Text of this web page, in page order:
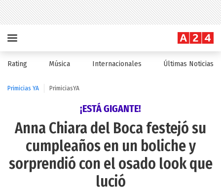
Rating Música Internacionales Últimas Noticias
Primicias YA PrimiciasYA
¡ESTÁ GIGANTE!
Anna Chiara del Boca festejó su
cumpleaños en un boliche y
sorprendió con el osado look que
lució